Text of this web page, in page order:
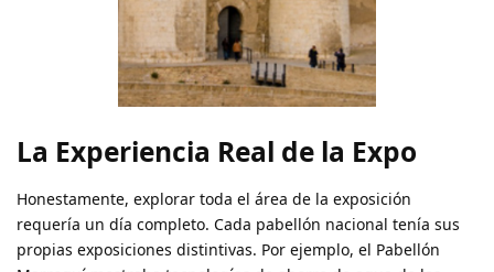
La Experiencia Real de la Expo
Honestamente, explorar toda el área de la exposición
requería un día completo. Cada pabellón nacional tenía sus
propias exposiciones distintivas. Por ejemplo, el Pabellón